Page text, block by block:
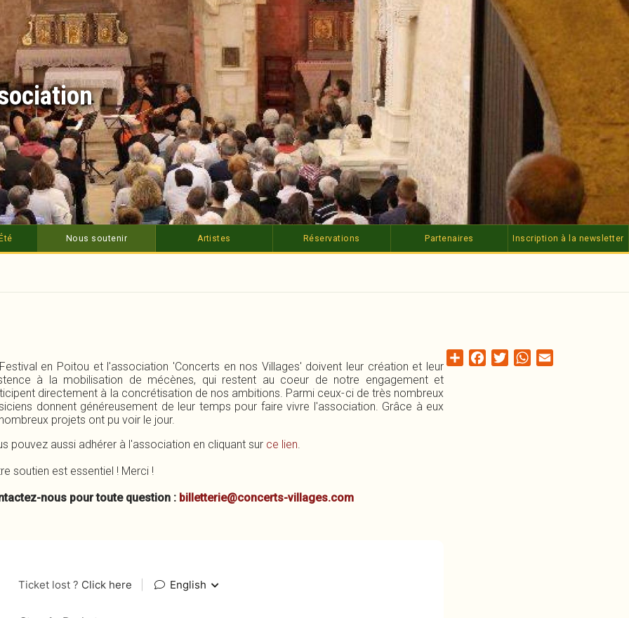
Nous soutenir Artistes Réservations Partenaires Inscription à la newsletter
en Poitou et l'association 'Concerts en nos Villages' doivent leur création et leur
à la mobilisation de mécènes, qui restent au coeur de notre engagement et
directement à la concrétisation de nos ambitions. Parmi ceux-ci de très nombreux
donnent généreusement de leur temps pour faire vivre l'association. Grâce à eux
projets ont pu voir le jour.
pouvez aussi adhérer à l'association en cliquant sur ce lien.
soutien est essentiel ! Merci !
nous pour toute question : billetterie@concerts-villages.com
Share Facebook
TwitterWhatsApp